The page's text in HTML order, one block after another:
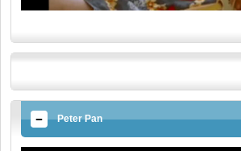
Peter Pan